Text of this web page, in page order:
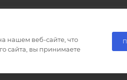
нашем веб-сайте, что
сайта, вы принимаете